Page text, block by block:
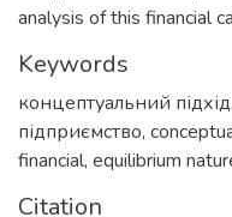
analysis of this financial
Keywords
концептуальний підхід,
підприємство,
financial, equilibrium
Citation